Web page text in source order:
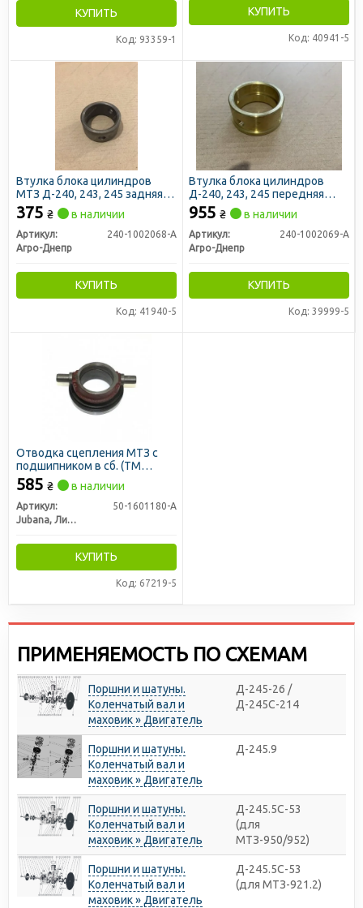
КУПИТЬ
Код: 93359-1
КУПИТЬ
Код: 40941-5
Втулка блока цилиндров
МТЗ Д-240, 243, 245 задняя
(распредвала) (пр-во
Украина)
375 ₴ в наличии
Артикул:
240-1002068-А
Агро-Днепр
КУПИТЬ
Код: 41940-5
Втулка блока цилиндров
Д-240, 243, 245 передняя
(распределительного вала)
(пр-во Украина)
955 ₴ в наличии
Артикул:
240-1002069-А
Агро-Днепр
КУПИТЬ
Код: 39999-5
Отводка сцепления МТЗ с
подшипником в сб. (ТМ
JUBANA)
585 ₴ в наличии
Артикул:
50-1601180-А
Jubana, Литва
КУПИТЬ
Код: 67219-5
ПРИМЕНЯЕМОСТЬ ПО СХЕМАМ
Поршни и шатуны.
Коленчатый вал и
маховик » Двигатель
Д-245-26 /
Д-245С-214
Поршни и шатуны.
Коленчатый вал и
маховик » Двигатель
Д-245.9
Поршни и шатуны.
Коленчатый вал и
маховик » Двигатель
Д-245.5С-53
(для
МТЗ-950/952)
Поршни и шатуны.
Коленчатый вал и
маховик » Двигатель
Д-245.5С-53
(для МТЗ-921.2)